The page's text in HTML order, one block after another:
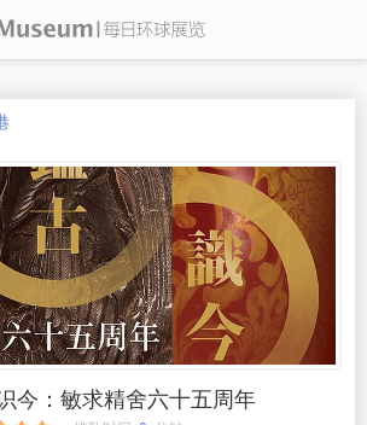
今：敏求精舍六十五周年